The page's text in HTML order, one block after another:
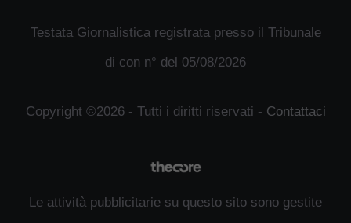
Testata Giornalistica registrata presso il Tribunale
di con n° del 05/08/2026
Copyright ©2026 - Tutti i diritti riservati - Contattaci
Le attività pubblicitarie su questo sito sono gestite